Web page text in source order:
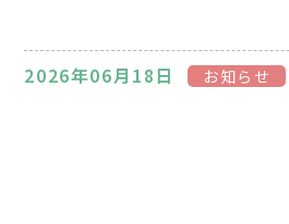
2026年06月18日 お知らせ